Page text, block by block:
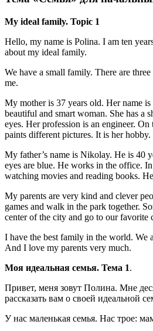
My ideal family. Topic 1
Hello, my name is Polina. I am ten
about my ideal family.
We have a small family. There are
me.
My mother is 37 years old. Her name
beautiful and smart woman. She has a
eyes. Her profession is an engineer.
paints different pictures. It is her hobby.
My father’s name is Nikolay. He is 40
eyes are blue. He works in the office.
watching movies and reading books.
My parents are very kind and clever
games and walk in the park together.
center of the city and go to our favorite
I have the best family in the world. We
And I love my parents very much.
Моя идеальная семья. Тема 1.
Привет, меня зовут Полина. Мне
рассказать вам о своей идеальной
У нас маленькая семья. Нас трое: